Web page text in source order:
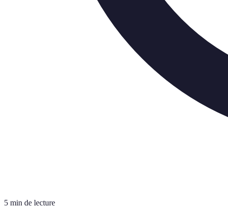
5 min de lecture